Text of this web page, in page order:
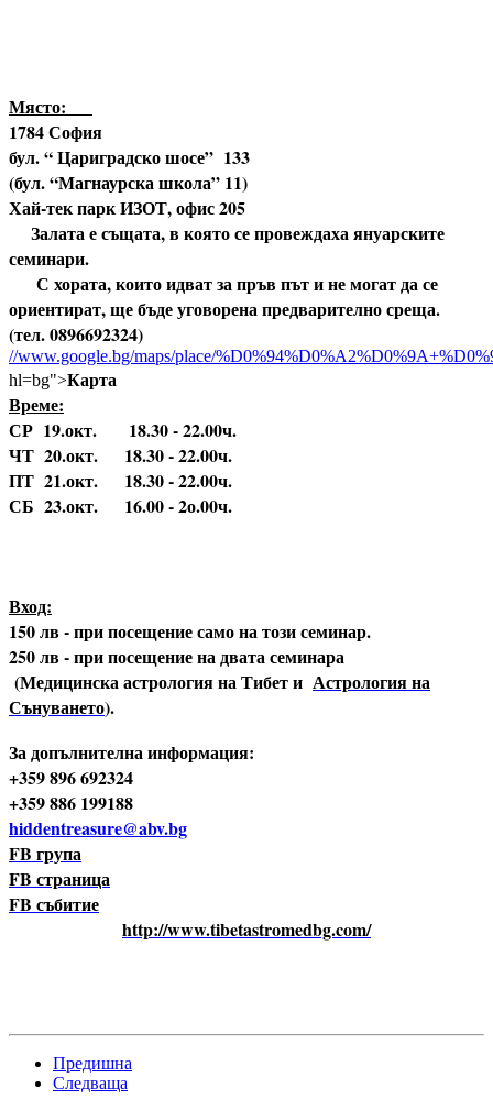
Място:
1784 София
бул. “ Цариградско шосе” 133
(бул. “Магнаурска школа” 11)
Хай-тек парк ИЗОТ, офис 205
Залата е същата, в която се провеждаха януарските
семинари.
С хората, които идват за пръв път и не могат да се
ориентират, ще бъде уговорена предварително среща.
(тел. 0896692324)
//www.google.bg/maps/place/
hl=bg">Карта
Време:
СР 19.окт. 18.30 - 22.00ч.
ЧТ 20.окт. 18.30 - 22.00ч.
ПТ 21.окт. 18.30 - 22.00ч.
СБ 23.окт. 16.00 - 2о.00ч.
Вход:
150 лв - при посещение само на този семинар.
250 лв - при посещение на двата семинара
(Медицинска астрология на Тибет и Астрология на
Сънуването).
За допълнителна информация:
+359 896 692324
+359 886 199188
hiddentreasure@abv.bg
FB група
FB страница
FB събитие
http://www.tibetastromedbg.com/
Предишна
Следваща